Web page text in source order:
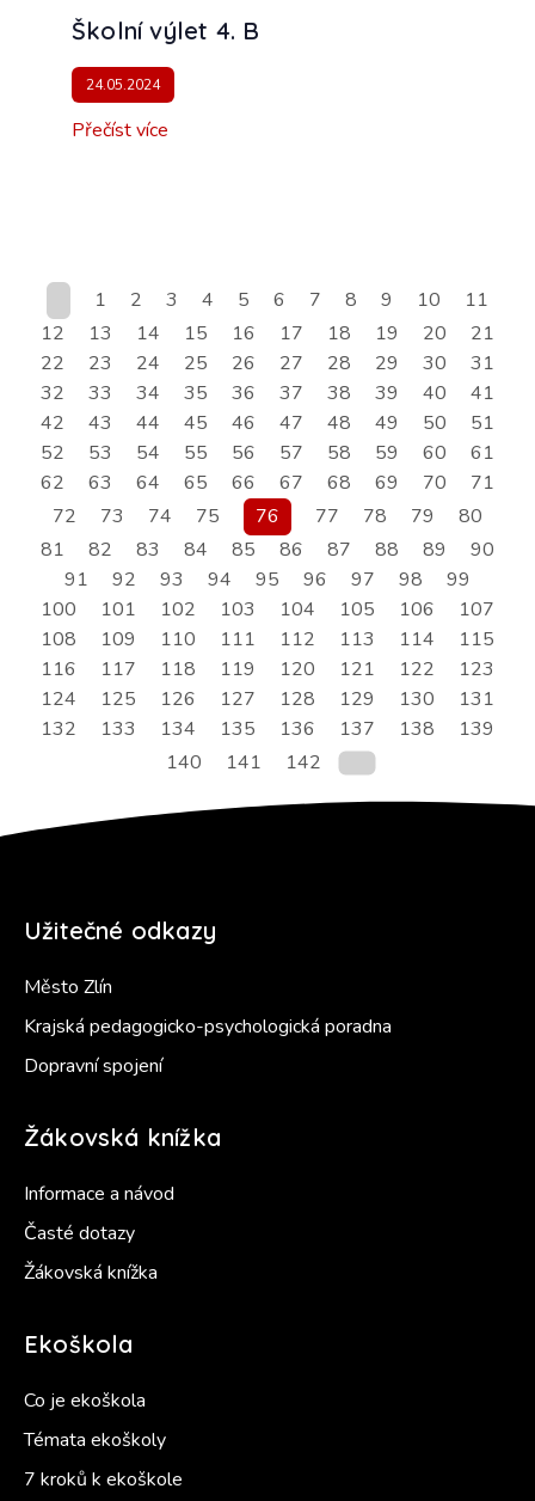
Školní výlet 4. B
24.05.2024
Přečíst více
1 2 3 4 5 6 7 8 9 10
11
12
13 14 15 16 17 18 19 20
21
22
23 24 25 26 27 28 29 30
31
32
33 34 35 36 37 38 39 40
41
42
43 44 45 46 47 48 49 50
51
52
53 54 55 56 57 58 59 60
61
62
63 64 65 66 67 68 69 70
71
72
73 74 75 76 77 78 79
80
81
82 83 84 85 86 87 88 89
90
91
92 93 94 95 96 97 98
99
100
101 102 103 104 105 106
107
108
109 110 111 112 113 114
115
116
117 118 119 120 121 122
123
124
125 126 127 128 129 130
131
132
133 134 135 136 137 138
139
140
141 142
Užitečné odkazy
Město Zlín
Krajská pedagogicko-psychologická poradna
Dopravní spojení
Žákovská knížka
Informace a návod
Časté dotazy
Žákovská knížka
Ekoškola
Co je ekoškola
Témata ekoškoly
7 kroků k ekoškole